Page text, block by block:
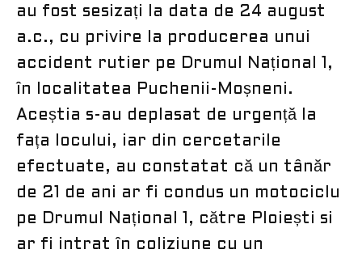
au fost sesizați la data de 24 august
a.c., cu privire la producerea unui
accident rutier pe Drumul Național 1,
în localitatea Puchenii-Moșneni.
Aceștia s-au deplasat de urgență la
fața locului, iar din cercetarile
efectuate, au constatat că un tânăr
de 21 de ani ar fi condus un motociclu
pe Drumul Național 1, către Ploiești si
ar fi intrat în coliziune cu un